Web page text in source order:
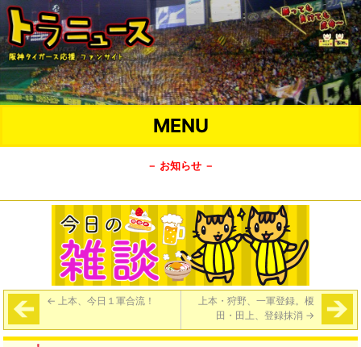
MENU
－ お知らせ －
← 上本、今日１軍合流！
上本・狩野、一軍登録。榎
田・田上、登録抹消 →